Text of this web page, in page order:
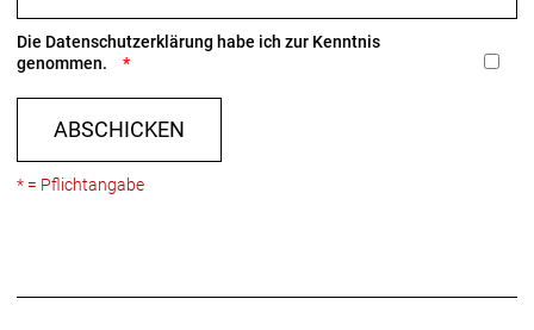
Die Datenschutzerklärung habe ich zur Kenntnis
genommen.
ABSCHICKEN
* = Pflichtangabe